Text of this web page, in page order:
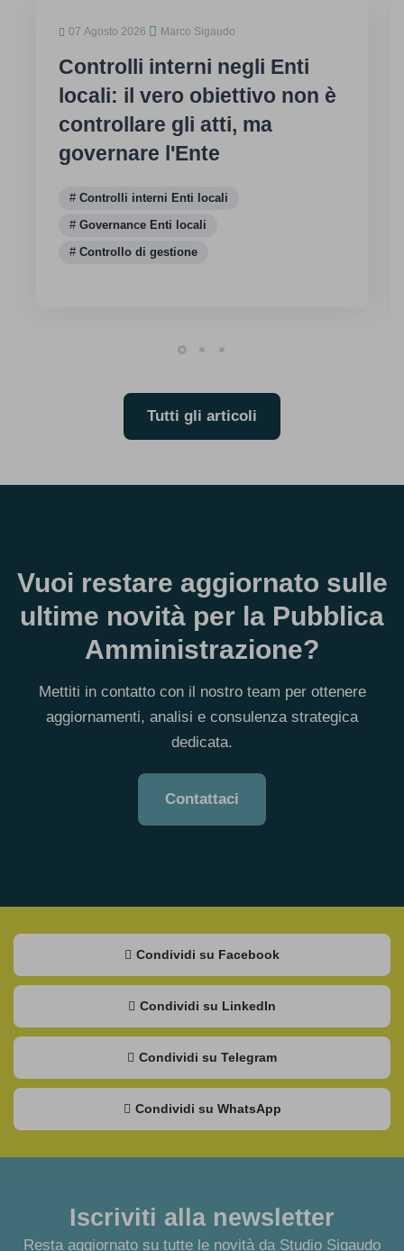
07 Agosto 2026 Marco Sigaudo
Controlli interni negli Enti
locali: il vero obiettivo non è
controllare gli atti, ma
governare l'Ente
Controlli interni Enti locali
Governance Enti locali
Controllo di gestione
Tutti gli articoli
Vuoi restare aggiornato sulle
ultime novità per la Pubblica
Amministrazione?
Mettiti in contatto con il nostro team per ottenere
aggiornamenti, analisi e consulenza strategica
dedicata.
Contattaci
Condividi su Facebook
Condividi su LinkedIn
Condividi su Telegram
Condividi su WhatsApp
Iscriviti alla newsletter
Resta aggiornato su tutte le novità da Studio Sigaudo